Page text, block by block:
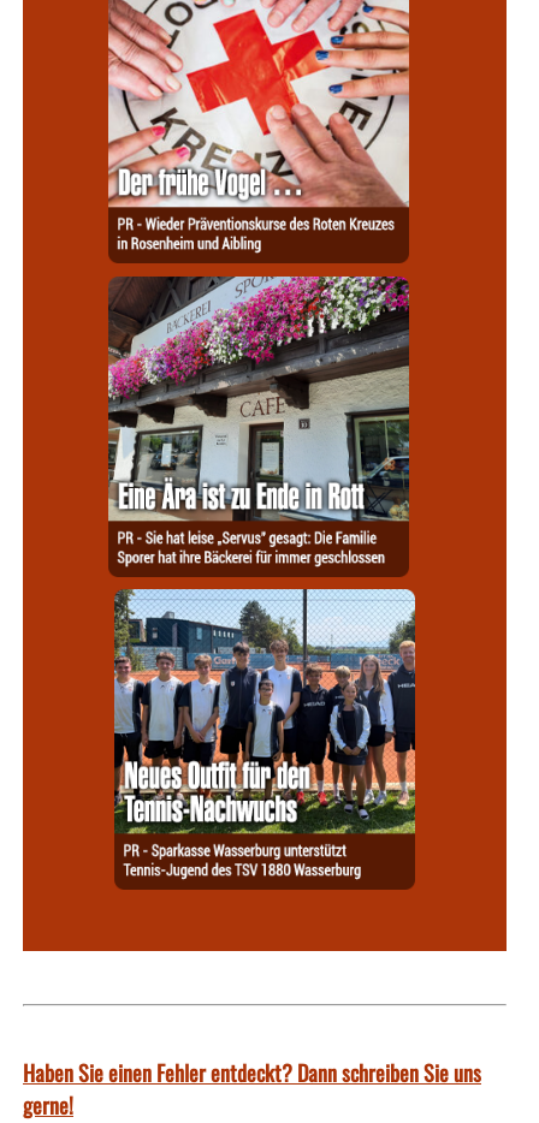
Haben Sie einen Fehler entdeckt? Dann schreiben Sie uns
gerne!